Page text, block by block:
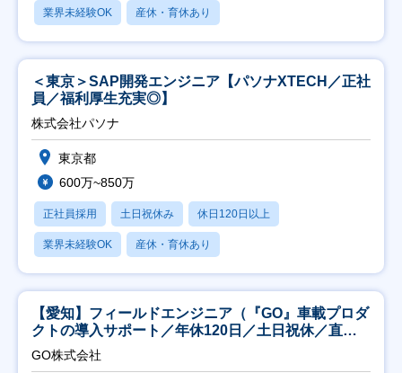
業界未経験OK 産休・育休あり
＜東京＞SAP開発エンジニア【パソナXTECH／正社
員／福利厚生充実◎】
株式会社パソナ
東京都
600万~850万
正社員採用 土日祝休み 休日120日以上
業界未経験OK 産休・育休あり
【愛知】フィールドエンジニア（『GO』車載プロダ
クトの導入サポート／年休120日／土日祝休／直行
直帰
GO株式会社